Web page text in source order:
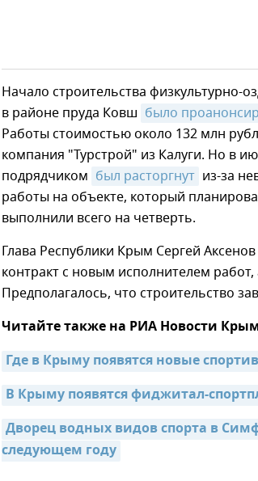
Начало строительства физкультурно-
в районе пруда Ковш было
Работы стоимостью около 132 млн
компания "Турстрой" из Калуги. Но в
подрядчиком был расторгнут из-за
работы на объекте, который
выполнили всего на четверть.
Глава Республики Крым Сергей
контракт с новым исполнителем
Предполагалось, что строительство
Читайте также на РИА Новости
Где в Крыму появятся новые
В Крыму появятся фиджитал-
Дворец водных видов спорта в
следующем году